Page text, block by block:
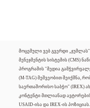
მოცემული ვებ გვერდი
მენეჯმენტის სისტემის (CMS)
პროგრამის "მედია
(M-TAG) მეშვეობით შეიქმნა,
საერთაშორისო საბჭო" (IREX)
კონტენტი მთლიანად
USAID-ისა და IREX-ის პოზიციას.